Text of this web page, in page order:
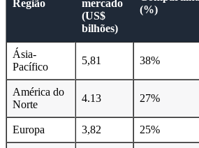
Região
mercado
(US$
bilhões)
(%)
Ásia-
Pacífico
5,81 38%
América do
Norte
4.13 27%
Europa 3,82 25%